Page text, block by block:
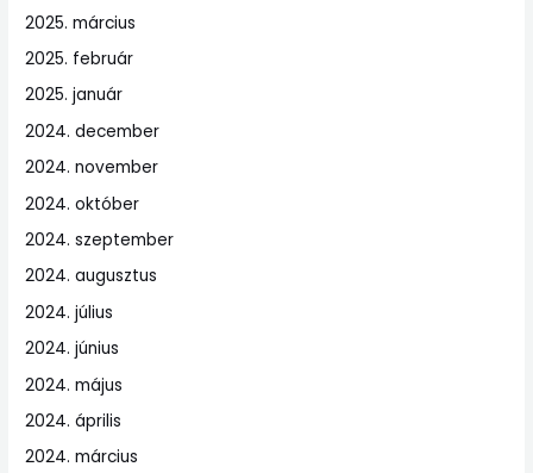
2025. március
2025. február
2025. január
2024. december
2024. november
2024. október
2024. szeptember
2024. augusztus
2024. július
2024. június
2024. május
2024. április
2024. március